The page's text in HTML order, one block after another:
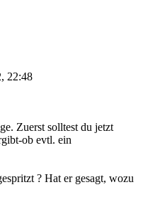
22:48
Zuerst solltest du jetzt
ob evtl. ein
? Hat er gesagt, wozu